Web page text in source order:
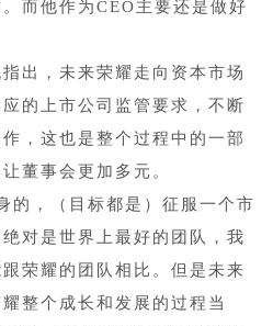
而他作为CEO主要还是做好
出，未来荣耀走向资本市场
的上市公司监管要求，不断
，这也是整个过程中的一部
董事会更加多元。
的，（目标都是）征服一个市
对是世界上最好的团队，我
荣耀的团队相比。但是未来
整个成长和发展的过程当